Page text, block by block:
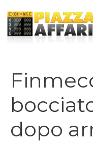
contenuto
dopo